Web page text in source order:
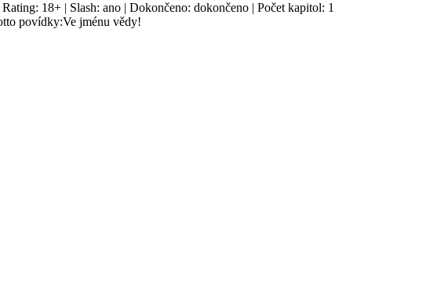
18+ | Slash: ano | Dokončeno: dokončeno | Počet kapitol: 1
povídky:Ve jménu vědy!